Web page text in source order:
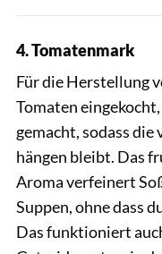
4. Tomatenmark
Für die Herstellung
Tomaten
gemacht, sodass die
hängen bleibt. Das
Aroma verfeinert
Suppen, ohne dass
Das funktioniert